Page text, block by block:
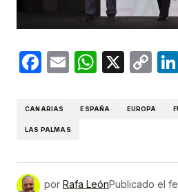
Facebook
Email X
CANARIAS ESPAÑA EUROPA
LAS PALMAS
por Rafa LeónPublicado el